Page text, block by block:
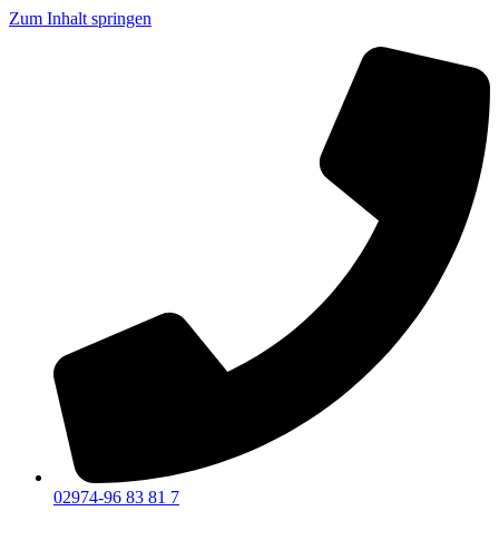
Zum Inhalt springen
02974-96 83 81 7